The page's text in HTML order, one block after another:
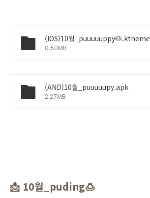
(IOS)10월_puuuuuppy🐶.ktheme
0.50MB
(AND)10월_puuuuupy.apk
2.27MB
📩 10월_puding🍮